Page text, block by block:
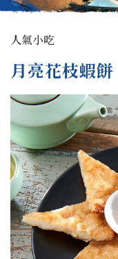
人氣小吃
月亮花枝蝦餅